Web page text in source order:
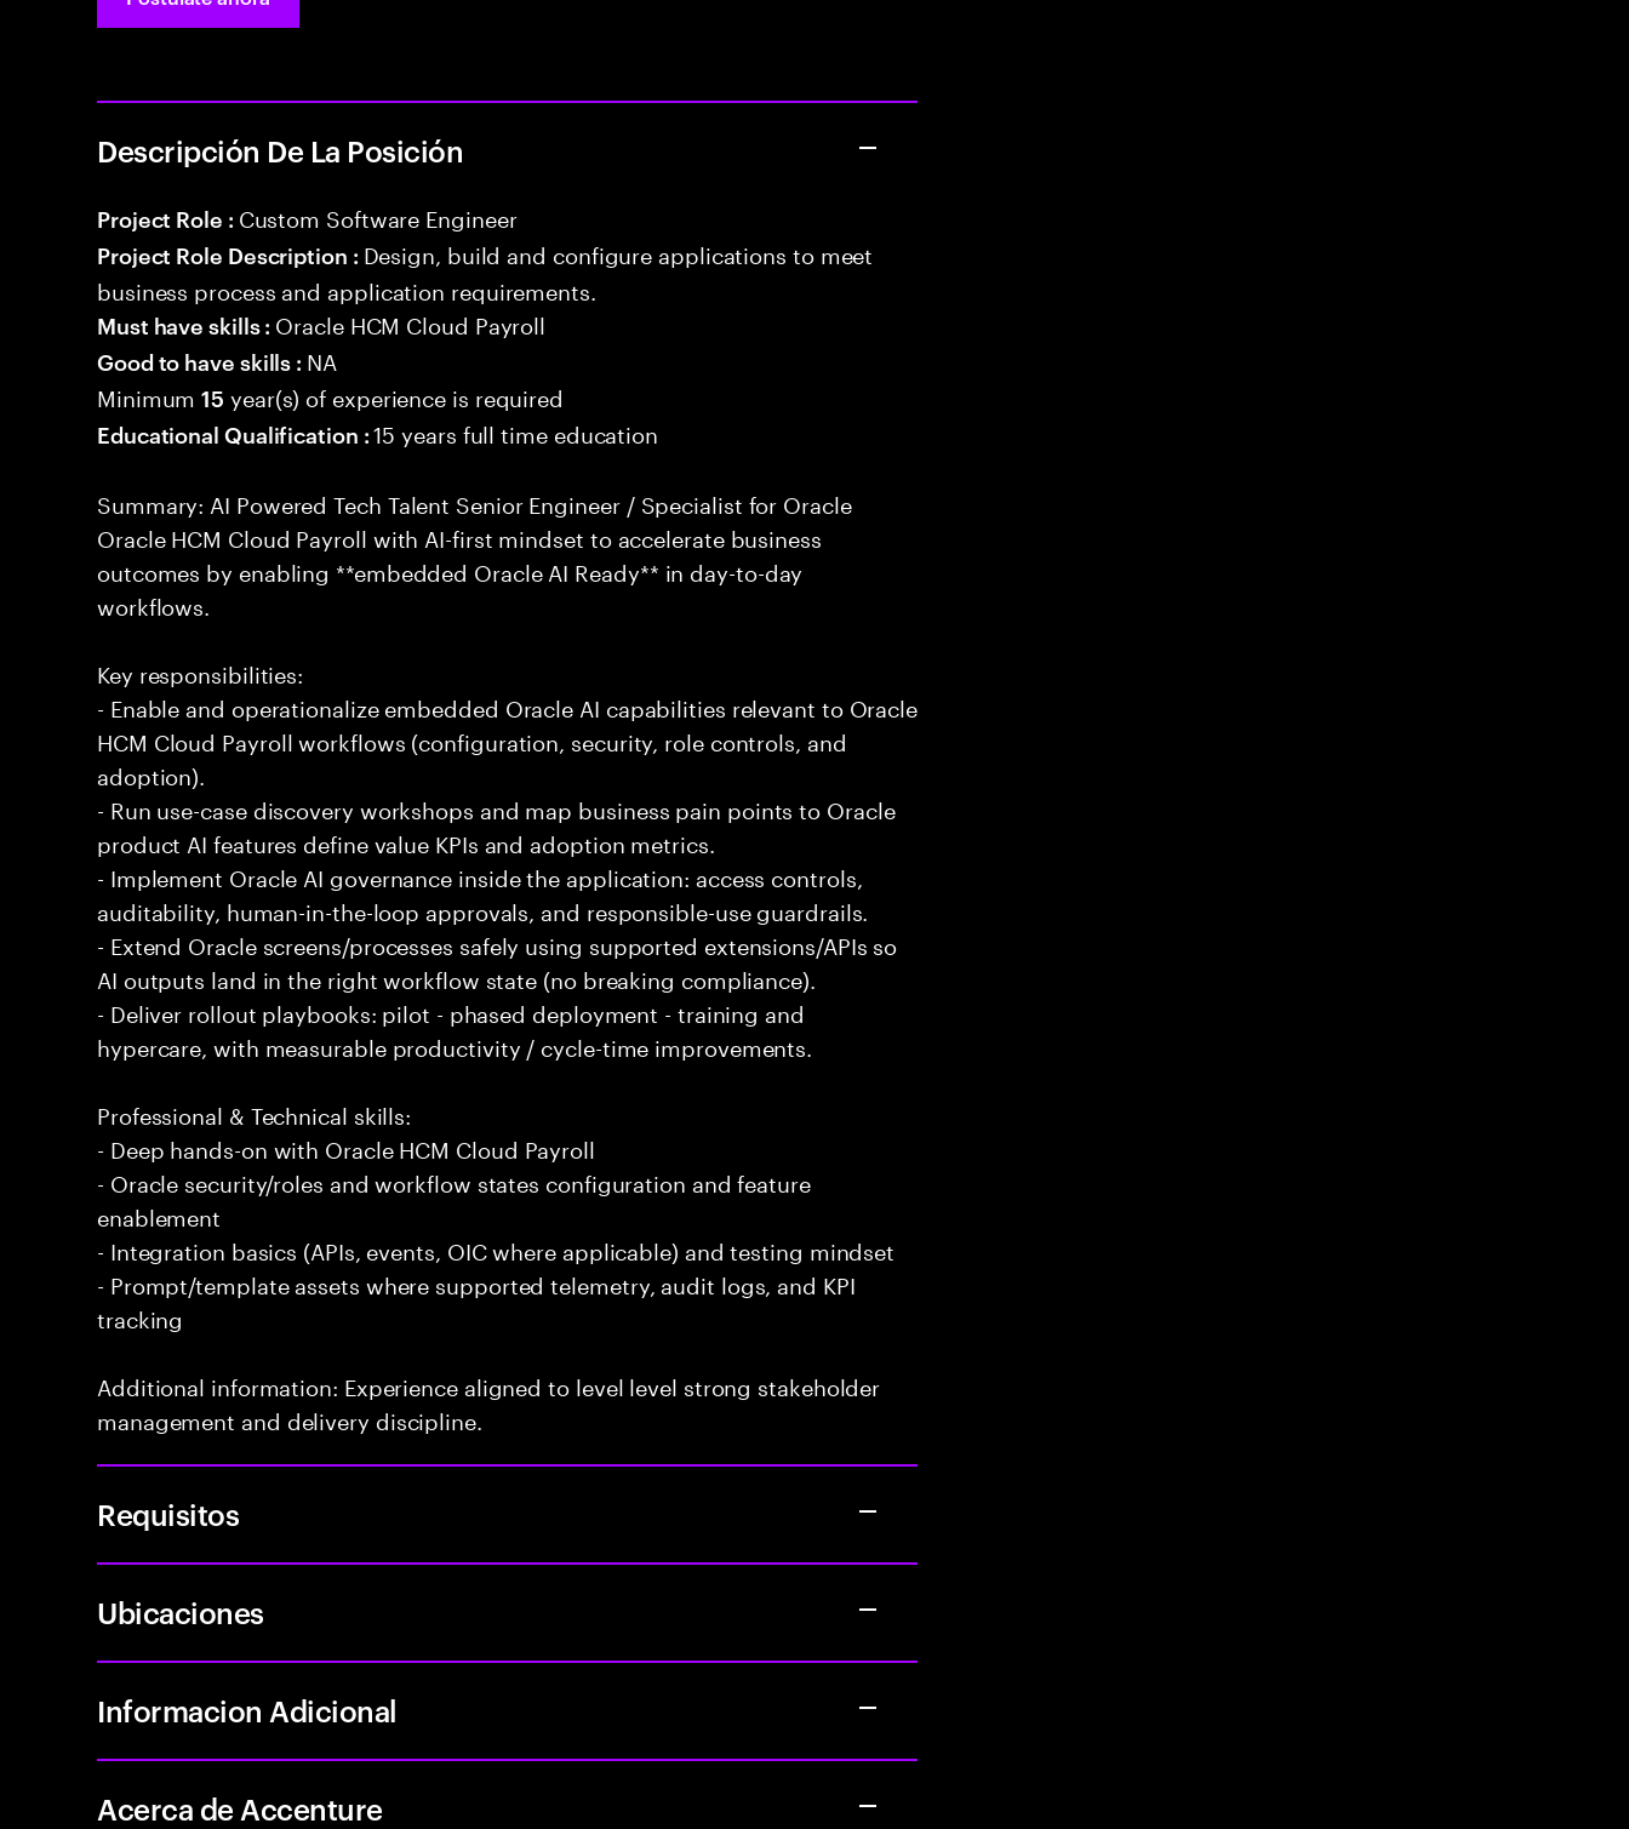
Descripción De La Posición
Project Role : Custom Software Engineer
Project Role Description : Design, build and configure applications to meet
business process and application requirements.
Must have skills : Oracle HCM Cloud Payroll
Good to have skills : NA
Minimum15 year(s) of experience is required
Educational Qualification :15 years full time education
Summary: AI Powered Tech Talent Senior Engineer / Specialist for Oracle
Oracle HCM Cloud Payroll with AI-first mindset to accelerate business
outcomes by enabling **embedded Oracle AI Ready** in day-to-day
workflows.
Key responsibilities:
- Enable and operationalize embedded Oracle AI capabilities relevant to Oracle
HCM Cloud Payroll workflows (configuration, security, role controls, and
adoption).
- Run use-case discovery workshops and map business pain points to Oracle
product AI features define value KPIs and adoption metrics.
- Implement Oracle AI governance inside the application: access controls,
auditability, human-in-the-loop approvals, and responsible-use guardrails.
- Extend Oracle screens/processes safely using supported extensions/APIs so
AI outputs land in the right workflow state (no breaking compliance).
- Deliver rollout playbooks: pilot - phased deployment - training and
hypercare, with measurable productivity / cycle-time improvements.
Professional & Technical skills:
- Deep hands-on with Oracle HCM Cloud Payroll
- Oracle security/roles and workflow states configuration and feature
enablement
- Integration basics (APIs, events, OIC where applicable) and testing mindset
- Prompt/template assets where supported telemetry, audit logs, and KPI
tracking
Additional information: Experience aligned to level level strong stakeholder
management and delivery discipline.
Requisitos
Ubicaciones
Informacion Adicional
Acerca de Accenture